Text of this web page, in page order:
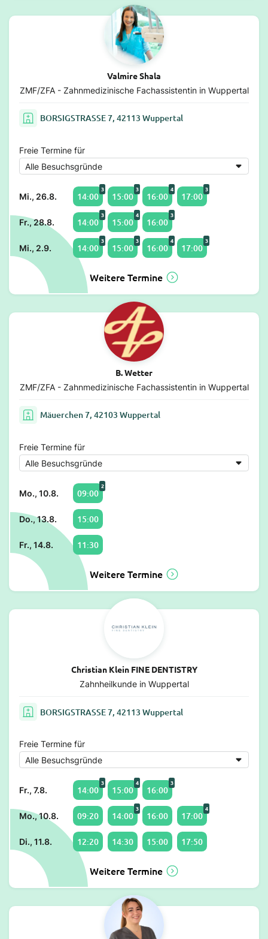
Valmire Shala
ZMF/ZFA - Zahnmedizinische Fachassistentin in Wuppertal
BORSIGSTRASSE 7, 42113 Wuppertal
Freie Termine für
Mi., 26.8. 14:00
3
15:00
3
16:00
4
17:00
3
Fr., 28.8. 14:00
3
15:00
4
16:00
3
Mi., 2.9. 14:00
3
15:00
3
16:00
4
17:00
3
Weitere Termine
B. Wetter
ZMF/ZFA - Zahnmedizinische Fachassistentin in Wuppertal
Mäuerchen 7, 42103 Wuppertal
Freie Termine für
Mo., 10.8. 09:00
2
Do., 13.8. 15:00
Fr., 14.8. 11:30
Weitere Termine
Christian Klein FINE DENTISTRY
Zahnheilkunde in Wuppertal
BORSIGSTRASSE 7, 42113 Wuppertal
Freie Termine für
Fr., 7.8. 14:00
3
15:00
4
16:00
3
Mo., 10.8. 09:20 14:00
3
16:00 17:00
4
Di., 11.8. 12:20 14:30 15:00 17:50
Weitere Termine